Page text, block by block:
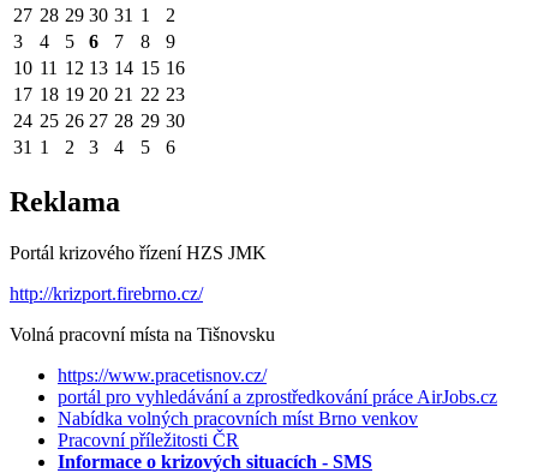
27 28 29 30 31 1
2
3
4 5 6 7 8
9
10 11 12 13 14 15 16
17 18 19 20 21 22 23
24 25 26 27 28 29 30
31 1 2 3 4 5 6
Reklama
Portál krizového řízení HZS JMK
http://krizport.firebrno.cz/
Volná pracovní místa na Tišnovsku
https://www.pracetisnov.cz/
portál pro vyhledávání a zprostředkování práce AirJobs.cz
Nabídka volných pracovních míst Brno venkov
Pracovní příležitosti ČR
Informace o krizových situacích - SMS